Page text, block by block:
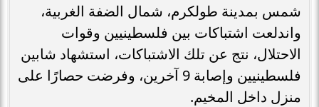
شمس بمدينة طولكرم، شمال الضفة الغربية،
واندلعت اشتباكات بين فلسطينيين وقوات
الاحتلال، نتج عن تلك الاشتباكات، استشهاد شابين
فلسطينيين وإصابة 9 آخرين، وفرضت حصارًا على
منزل داخل المخيم.